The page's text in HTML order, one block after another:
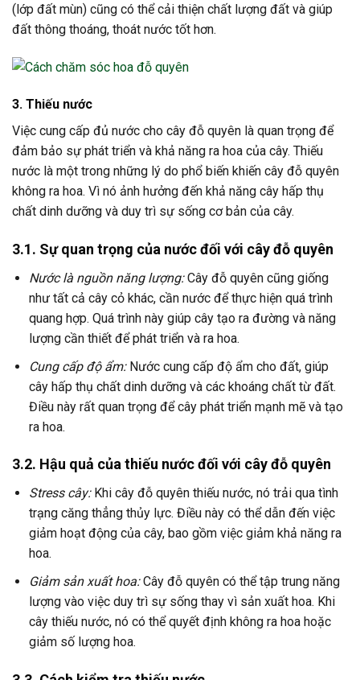
(lớp đất mùn) cũng có thể cải thiện chất lượng đất và giúp
đất thông thoáng, thoát nước tốt hơn.
3. Thiếu nước
Việc cung cấp đủ nước cho cây đỗ quyên là quan trọng để
đảm bảo sự phát triển và khả năng ra hoa của cây. Thiếu
nước là một trong những lý do phổ biến khiến cây đỗ quyên
không ra hoa. Vì nó ảnh hưởng đến khả năng cây hấp thụ
chất dinh dưỡng và duy trì sự sống cơ bản của cây.
3.1. Sự quan trọng của nước đối với cây đỗ quyên
Nước là nguồn năng lượng:Cây đỗ quyên cũng giống
như tất cả cây cỏ khác, cần nước để thực hiện quá trình
quang hợp. Quá trình này giúp cây tạo ra đường và năng
lượng cần thiết để phát triển và ra hoa.
Cung cấp độ ẩm:Nước cung cấp độ ẩm cho đất, giúp
cây hấp thụ chất dinh dưỡng và các khoáng chất từ đất.
Điều này rất quan trọng để cây phát triển mạnh mẽ và tạo
ra hoa.
3.2. Hậu quả của thiếu nước đối với cây đỗ quyên
Stress cây:Khi cây đỗ quyên thiếu nước, nó trải qua tình
trạng căng thẳng thủy lực. Điều này có thể dẫn đến việc
giảm hoạt động của cây, bao gồm việc giảm khả năng ra
hoa.
Giảm sản xuất hoa:Cây đỗ quyên có thể tập trung năng
lượng vào việc duy trì sự sống thay vì sản xuất hoa. Khi
cây thiếu nước, nó có thể quyết định không ra hoa hoặc
giảm số lượng hoa.